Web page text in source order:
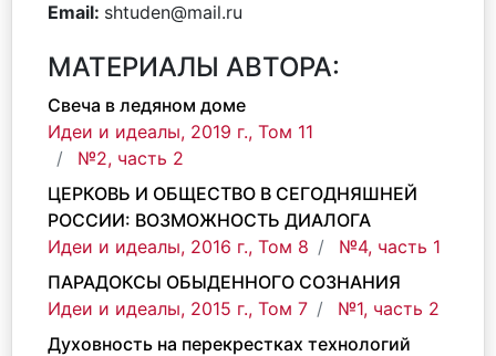
Email: shtuden@mail.ru
МАТЕРИАЛЫ АВТОРА:
Свеча в ледяном доме
Идеи и идеалы, 2019 г., Том 11
№2, часть 2
ЦЕРКОВЬ И ОБЩЕСТВО В СЕГОДНЯШНЕЙ
РОССИИ: ВОЗМОЖНОСТЬ ДИАЛОГА
Идеи и идеалы, 2016 г., Том 8
№4, часть 1
ПАРАДОКСЫ ОБЫДЕННОГО СОЗНАНИЯ
Идеи и идеалы, 2015 г., Том 7
№1, часть 2
Духовность на перекрестках технологий